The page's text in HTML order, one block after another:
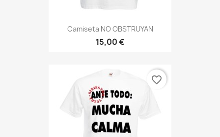
Camiseta NO OBSTRUYAN
15,00 €
favorite_border